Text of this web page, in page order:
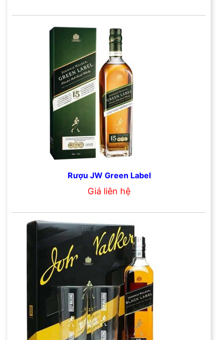
Rượu JW Green Label
Giá liên hệ